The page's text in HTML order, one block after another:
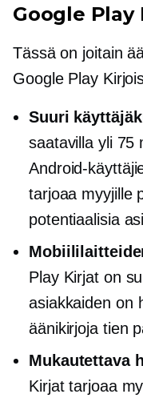
Google Play
Tässä on joitain
Google Play
Suuri
saatavilla yli 75
Android-
tarjoaa myyjille
potentiaalisia
Play Kirjat on
asiakkaiden on
äänikirjoja tien
Mukautettava
Kirjat tarjoaa